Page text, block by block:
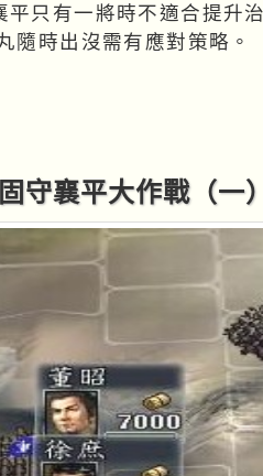
只有一將時不適合提升
但治安低烏丸隨時出沒需有應對策略。
守襄平大作戰（一）